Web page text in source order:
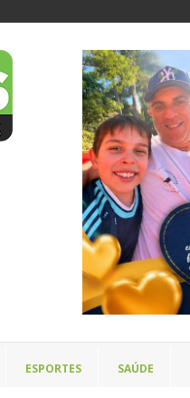
ESPORTES SAÚDE